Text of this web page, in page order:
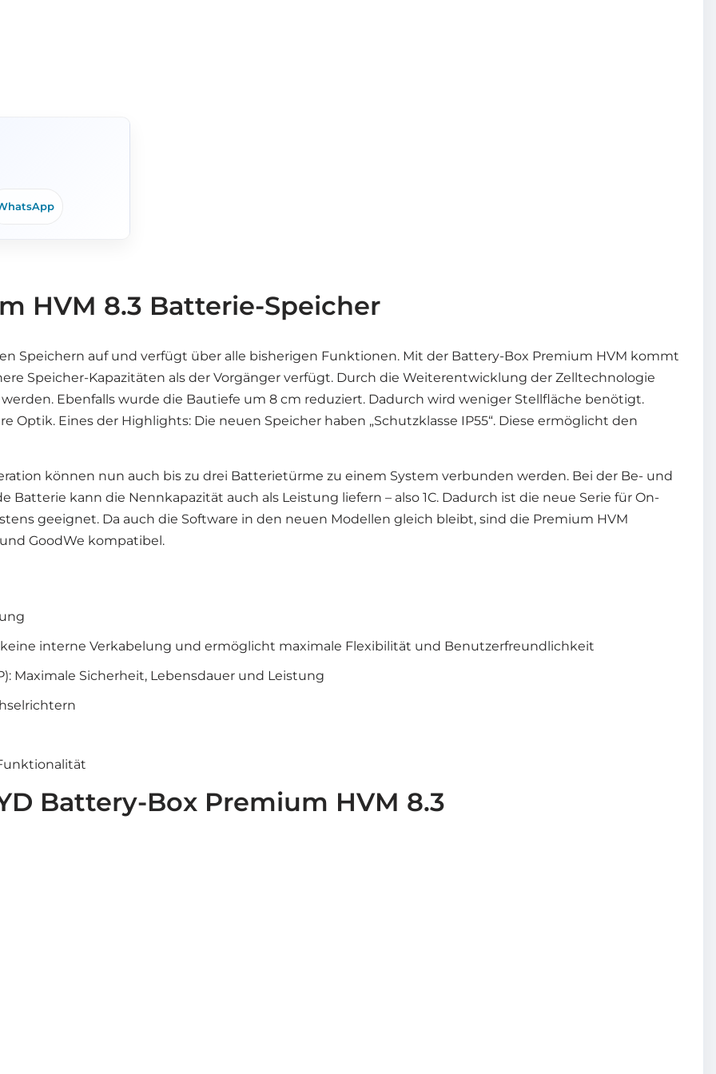
HVM 8.3 Batterie-Speicher
Speichern auf und verfügt über alle bisherigen Funktionen. Mit der Battery-Box Premium HVM kommt
Speicher-Kapazitäten als der Vorgänger verfügt. Durch die Weiterentwicklung der Zelltechnologie
Ebenfalls wurde die Bautiefe um 8 cm reduziert. Dadurch wird weniger Stellfläche benötigt.
Optik. Eines der Highlights: Die neuen Speicher haben „Schutzklasse IP55“. Diese ermöglicht den
können nun auch bis zu drei Batterietürme zu einem System verbunden werden. Bei der Be- und
kann die Nennkapazität auch als Leistung liefern – also 1C. Dadurch ist die neue Serie für On-
geeignet. Da auch die Software in den neuen Modellen gleich bleibt, sind die Premium HVM
GoodWe kompatibel.
interne Verkabelung und ermöglicht maximale Flexibilität und Benutzerfreundlichkeit
Maximale Sicherheit, Lebensdauer und Leistung
Battery-Box Premium HVM 8.3